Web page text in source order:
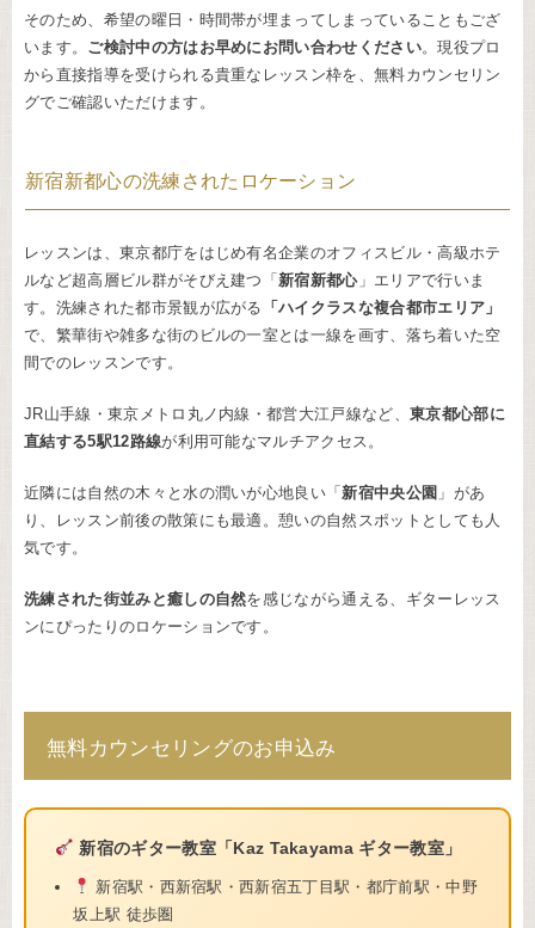
そのため、希望の曜日・時間帯が埋まってしまっていることもござ
います。 ご検討中の方はお早めにお問い合わせください。現役プロ
から直接指導を受けられる貴重なレッスン枠を、無料カウンセリン
グでご確認いただけます。
新宿新都心の洗練されたロケーション
レッスンは、東京都庁をはじめ有名企業のオフィスビル・高級ホテ
ルなど超高層ビル群がそびえ建つ「新宿新都心」エリアで行いま
す。洗練された都市景観が広がる 「ハイクラスな複合都市エリア」
で、繁華街や雑多な街のビルの一室とは一線を画す、落ち着いた空
間でのレッスンです。
JR山手線・東京メトロ丸ノ内線・都営大江戸線など、 東京都心部に
直結する5駅12路線が利用可能なマルチアクセス。
近隣には自然の木々と水の潤いが心地良い「新宿中央公園 」があ
り、レッスン前後の散策にも最適。憩いの自然スポットとしても人
気です。
洗練された街並みと癒しの自然を感じながら通える、ギターレッス
ンにぴったりのロケーションです。
無料カウンセリングのお申込み
新宿のギター教室「Kaz Takayama ギター教室」
新宿駅・西新宿駅・西新宿五丁目駅・都庁前駅・中野
坂上駅 徒歩圏